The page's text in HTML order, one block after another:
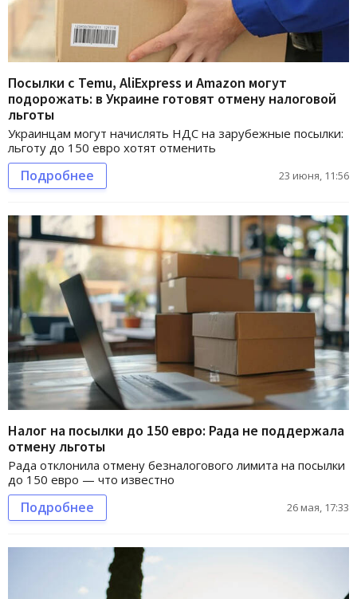
Посылки с Temu, AliExpress и Amazon могут
подорожать: в Украине готовят отмену налоговой
льготы
Украинцам могут начислять НДС на зарубежные посылки:
льготу до 150 евро хотят отменить
Подробнее 23 июня, 11:56
Налог на посылки до 150 евро: Рада не поддержала
отмену льготы
Рада отклонила отмену безналогового лимита на посылки
до 150 евро — что известно
Подробнее 26 мая, 17:33